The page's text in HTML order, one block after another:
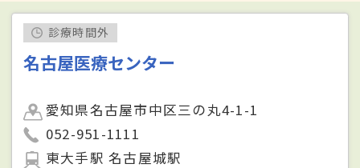
診療時間外
名古屋医療センター
愛知県名古屋市中区三の丸4-1-1
052-951-1111
東大手駅 名古屋城駅